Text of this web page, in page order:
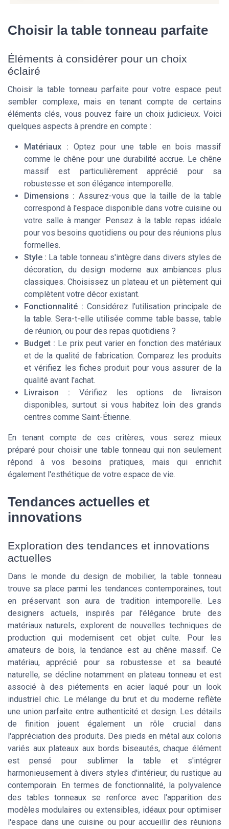
Choisir la table tonneau parfaite
Éléments à considérer pour un choix
éclairé
Choisir la table tonneau parfaite pour votre espace peut
sembler complexe, mais en tenant compte de certains
éléments clés, vous pouvez faire un choix judicieux. Voici
quelques aspects à prendre en compte :
Matériaux : Optez pour une table enbois massif
comme lechêne pour une durabilité accrue. Le chêne
massif est particulièrement apprécié pour sa
robustesse et son élégance intemporelle.
Dimensions : Assurez-vous que la taille de la table
correspond à l'espace disponible dans votre cuisine ou
votre salle à manger. Pensez à latable repas idéale
pour vos besoins quotidiens ou pour des réunions plus
formelles.
Style : La table tonneau s'intègre dans divers styles de
décoration, dudesign moderne aux ambiances plus
classiques. Choisissez un plateau et un piètementqui
complètent votre décor existant.
Fonctionnalité : Considérez l'utilisation principale de
la table. Sera-t-elle utilisée comme table basse,table
de réunion, ou pour des repas quotidiens ?
Budget : Le prixpeut varier en fonction des matériaux
et de la qualité de fabrication. Comparez les produits
et vérifiez les fiches produit pour vous assurer de la
qualité avant l'achat.
Livraison : Vérifiez les options de livraison
disponibles, surtout si vous habitez loin des grands
centres comme Saint-Étienne.
En tenant compte de ces critères, vous serez mieux
préparé pour choisir une table tonneau qui non seulement
répond à vos besoins pratiques, mais qui enrichit
également l'esthétique de votre espace de vie.
Tendances actuelles et
innovations
Exploration des tendances et innovations
actuelles
Dans le monde du design de mobilier, la table tonneau
trouve sa place parmi les tendances contemporaines, tout
en préservant son aura de tradition intemporelle. Les
designers actuels, inspirés par l'élégance brute des
matériaux naturels, explorent de nouvelles techniques de
production qui modernisent cet objet culte. Pour les
amateurs de bois, la tendance est au chêne massif. Ce
matériau, apprécié pour sa robustesse et sa beauté
naturelle, se décline notamment en plateau tonneau et est
associé à des piétements en acier laqué pour un look
industriel chic. Le mélange du brut et du moderne reflète
une union parfaite entre authenticité et design. Les détails
de finition jouent également un rôle crucial dans
l'appréciation des produits. Des pieds en métal aux coloris
variés aux plateaux aux bords biseautés, chaque élément
est pensé pour sublimer la table et s'intégrer
harmonieusement à divers styles d'intérieur, du rustique au
contemporain. En termes de fonctionnalité, la polyvalence
des tables tonneaux se renforce avec l'apparition des
modèles modulaires ou extensibles, idéaux pour optimiser
l'espace dans une cuisine ou pour accueillir des réunions